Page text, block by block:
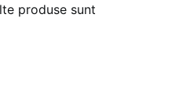
produse sunt